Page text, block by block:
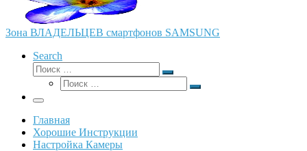
Зона ВЛАДЕЛЬЦЕВ смартфонов SAMSUNG
Search
Поиск
Поиск
Поиск
Поиск
Меню
Главная
Хорошие Инструкции
Настройка Камеры